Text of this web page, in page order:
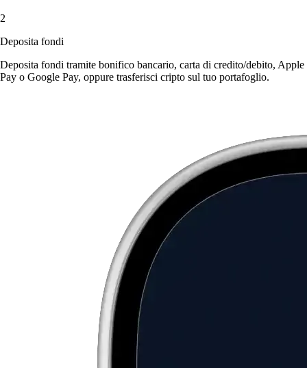
2
Deposita fondi
Deposita fondi tramite bonifico bancario, carta di credito/debito, Apple
Pay o Google Pay, oppure trasferisci cripto sul tuo portafoglio.